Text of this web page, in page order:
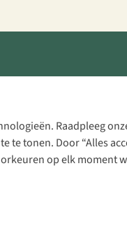
Raadpleeg
tonen. Door “Alles
op elk moment